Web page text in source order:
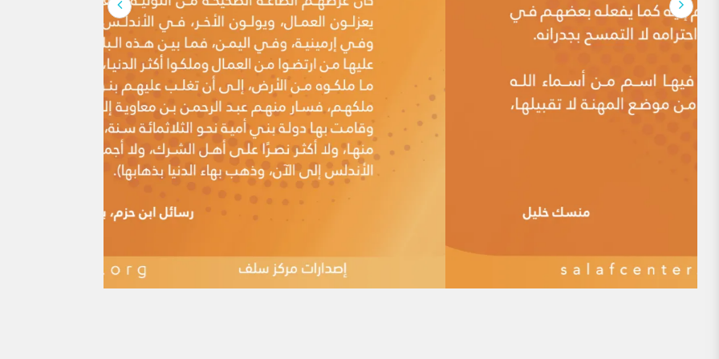
الروح والنفس وحاجات الجسد والجوارح، وينظم علاقات الإنسان كلها، وهو […]
لماذا يوجد الكثير منَ المذاهِب الإسلاميَّة معَ أنَّ القرآن واحد؟
مقدمة: هذه الدعوى ممَّا أثاره أهلُ البِدَع منذ العصور المُبكِّرة، وتصدَّى الفقهاء للردِّ عليها، ويَحتجُّ بها
اليومَ أعداءُ الإسلام منَ العَلمانيِّين وغيرهم. ومن أقدم من ذكر هذه الشبهة منقولةً عن أهل البدع:
الإمام ابن بطة، حيث قال: (باب التحذير منِ استماع كلام قوم يُريدون نقضَ الإسلام ومحوَ شرائعه،
فيُكَنُّون عن ذلك بالطعن على فقهاء المسلمين […]
ممن يقال: أساء المسلمون لهم في التاريخ
أحد عشر ممن يقال: أساء المسلمون لهم في التاريخ. مما يتكرر كثيراً ذكرُ المستشرقين والعلمانيين ومن
شايعهم أساميَ عدد ممن عُذِّب أو اضطهد أو قتل في التاريخ الإسلامي بأسباب فكرية وينسبون هذا
النكال أو القتل إلى الدين ،مشنعين على من اضطهدهم أو قتلهم ؛واصفين كل أهل التدين بالغلظة
وعدم التسامح في أمورٍ يؤكد كما يزعمون […]